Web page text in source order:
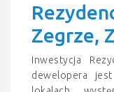
Zegrze,
Inwestycja
dewelopera